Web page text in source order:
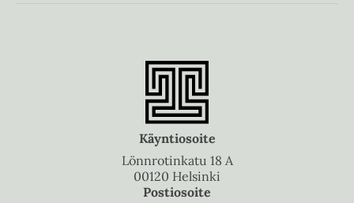
Käyntiosoite
Lönnrotinkatu 18 A
00120 Helsinki
Postiosoite